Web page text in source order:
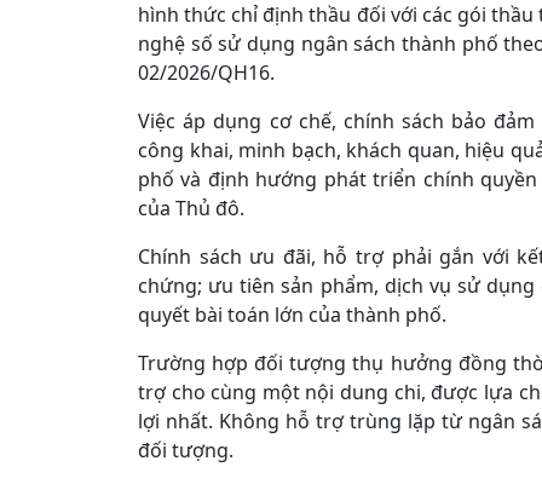
hình thức chỉ định thầu đối với các gói
nghệ số sử dụng ngân sách thành phố
02/2026/QH16.
Việc áp dụng cơ chế, chính sách bảo
công khai, minh bạch, khách quan, hiệu
phố và định hướng phát triển chính
của Thủ đô.
Chính sách ưu đãi, hỗ trợ phải gắn với
chứng; ưu tiên sản phẩm, dịch vụ sử
quyết bài toán lớn của thành phố.
Trường hợp đối tượng thụ hưởng đồng
trợ cho cùng một nội dung chi, được lựa
lợi nhất. Không hỗ trợ trùng lặp từ ngân
đối tượng.